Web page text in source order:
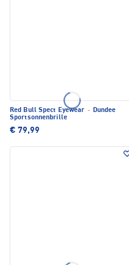
Red Bull Spect Eyewear · Dundee
Sportsonnenbrille
€ 79,99